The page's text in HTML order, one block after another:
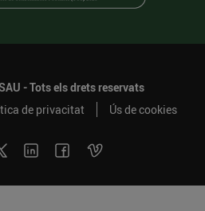
- Tots els drets reservats
de privacitat Ús de cookies